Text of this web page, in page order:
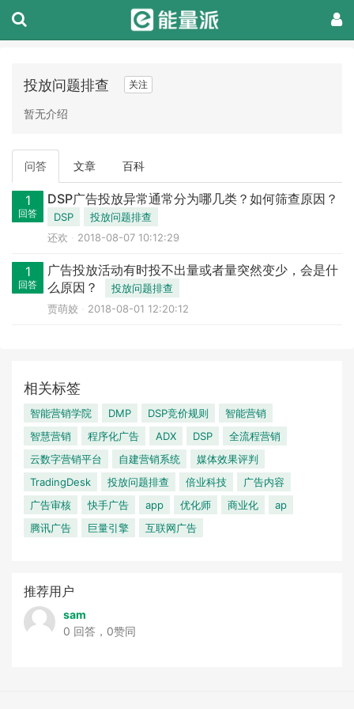
投放问题排查 关注
暂无介绍
问答 文章 百科
1
回答
DSP广告投放异常通常分为哪几类？如何筛查原因？
DSP
投放问题排查
还欢
2018-08-07 10:12:29
1
回答
广告投放活动有时投不出量或者量突然变少，会是什
么原因？
投放问题排查
贾萌姣
2018-08-01 12:20:12
相关标签
智能营销学院 DMP DSP竞价规则
智能营销
智慧营销
程序化广告 ADX DSP
全流程营销
云数字营销平台
自建营销系统
媒体效果评判
TradingDesk
投放问题排查 倍业科技
广告内容
广告审核
快手广告 app 优化师 商业化
ap
腾讯广告
巨量引擎 互联网广告
推荐用户
sam
0 回答，0赞同